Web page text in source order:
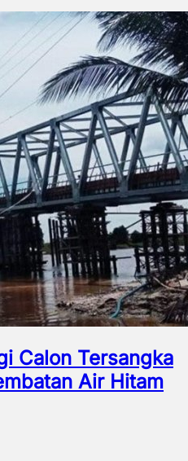
Calon Tersangka
Air Hitam